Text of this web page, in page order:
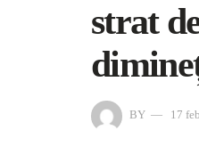
strat
BY 17